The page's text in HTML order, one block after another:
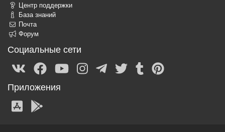
Центр поддержки
База знаний
Почта
Форум
Социальные сети
Приложения